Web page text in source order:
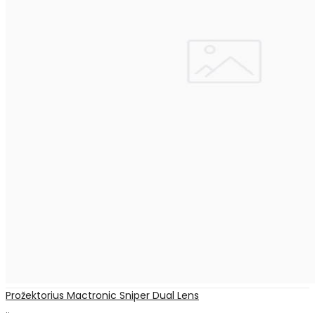
Prožektorius Mactronic Sniper Dual Lens
..